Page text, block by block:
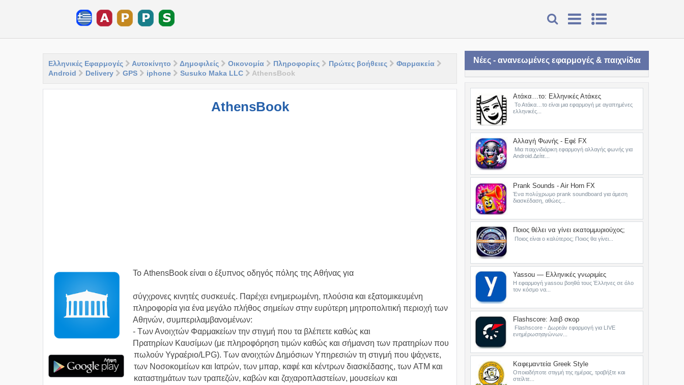
Ελληνικές Εφαρμογές Αυτοκίνητο Δημοφιλείς Οικονομία Πληροφορίες Πρώτες βοήθειες
Φαρμακεία
Android
Delivery GPS iphone Susuko Maka LLC AthensBook
AthensBook
Το AthensBook είναι ο έξυπνος οδηγός πόλης της Αθήνας για
σύγχρονες κινητές συσκευές. Παρέχει ενημερωμένη, πλούσια και εξατομικευμένη
πληροφορία για ένα μεγάλο πλήθος σημείων στην ευρύτερη μητροπολιτική περιοχή των
Αθηνών, συμπεριλαμβανομένων:
- Των Ανοιχτών Φαρμακείων την στιγμή που τα βλέπετε καθώς και
Πρατηρίων Καυσίμων (με πληροφόρηση τιμών καθώς και σήμανση των πρατηρίων που
πωλούν Υγραέριο/LPG). Των ανοιχτών Δημόσιων Υπηρεσιών τη στιγμή που ψάχνετε,
των Νοσοκομείων και Ιατρών, των μπαρ, καφέ και κέντρων διασκέδασης, των ATM και
καταστημάτων των τραπεζών, καβών και ζαχαροπλαστείων, μουσείων και
Νέες - ανανεωμένες εφαρμογές & παιχνίδια
Ατάκα…το: Ελληνικές Ατάκες
Το Ατάκα…το είναι μια εφαρμογή με αγαπημένες
ελληνικές...
Αλλαγή Φωνής - Εφέ FX
Μια παιχνιδιάρικη εφαρμογή αλλαγής φωνής για
Android.Δείτε...
Prank Sounds - Air Horn FX
Ένα πολύχρωμο prank soundboard για άμεση
διασκέδαση, αθώες...
Ποιος θέλει να γίνει εκατομμυριούχος;
Ποιος είναι ο καλύτερος; Ποιος θα γίνει...
Yassou — Ελληνικές γνωριμίες
Η εφαρμογή yassou βοηθά τους Έλληνες σε όλο
τον κόσμο να...
Flashscore: λαιβ σκορ
Flashscore - Δωρεάν εφαρμογή για LIVE
ενημέρωσηαγώνων...
Καφεμαντεία Greek Style
Οποιαδήποτε στιγμή της ημέρας, τραβήξτε και
στείλτε...